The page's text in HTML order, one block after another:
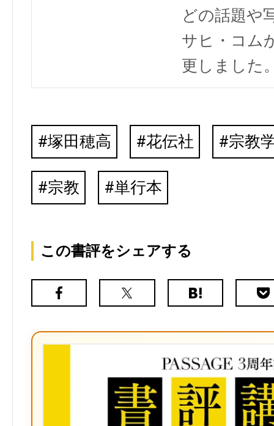
どの話題や
サヒ・コム
更しました
塚田穂高 花伝社 宗教
宗教 単行本
この書評をシェアする
Facebook
X（旧
は
ク
マ
ー
ク